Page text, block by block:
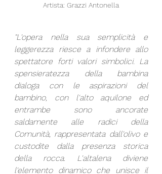
Artista: Grazzi Antonella
"L'opera nella sua semplicità e
leggerezza riesce a infondere allo
spettatore forti valori simbolici. La
spensieratezza della bambina
dialoga con le aspirazioni del
bambino, con l'alto aquilone ed
entrambe sono ancorate
saldamente alle radici della
Comunità, rappresentata dall'olivo e
custodite dalla presenza storica
della rocca. L'altalena diviene
l'elemento dinamico che unisce il